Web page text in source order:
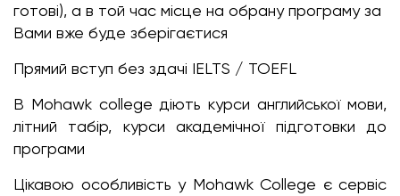
готові), а в той час місце на обрану програму за
Вами вже буде зберігаєтися
Прямий вступ без здачі IELTS / TOEFL
В Mohawk college діють курси английської мови,
літний табір, курси академічної підготовки до
програми
Цікавою особливість у Mohawk College є сервіс